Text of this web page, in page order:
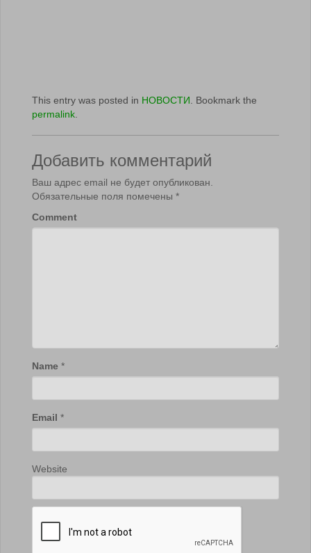
This entry was posted in НОВОСТИ . Bookmark the
permalink
Добавить комментарий
Ваш адрес email не будет опубликован.
Обязательные поля помечены *
Comment
Name *
Email *
Website